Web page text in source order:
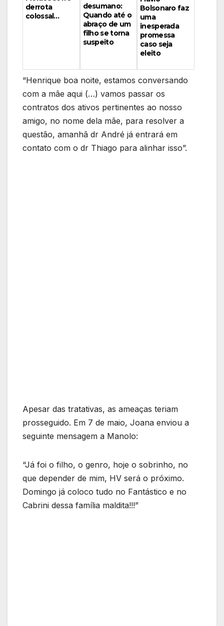
derrota
colossal…
desumano:
Quando até o
abraço de um
filho se torna
suspeito
Bolsonaro faz
uma
inesperada
promessa
caso seja
eleito
“Henrique boa noite, estamos conversando
com a mãe aqui (…) vamos passar os
contratos dos ativos pertinentes ao nosso
amigo, no nome dela mãe, para resolver a
questão, amanhã dr André já entrará em
contato com o dr Thiago para alinhar isso”.
Apesar das tratativas, as ameaças teriam
prosseguido. Em 7 de maio, Joana enviou a
seguinte mensagem a Manolo:
“Já foi o filho, o genro, hoje o sobrinho, no
que depender de mim, HV será o próximo.
Domingo já coloco tudo no Fantástico e no
Cabrini dessa família maldita!!!”